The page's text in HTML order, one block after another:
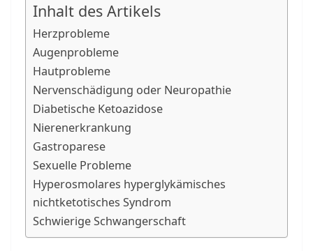
Inhalt des Artikels
Herzprobleme
Augenprobleme
Hautprobleme
Nervenschädigung oder Neuropathie
Diabetische Ketoazidose
Nierenerkrankung
Gastroparese
Sexuelle Probleme
Hyperosmolares hyperglykämisches
nichtketotisches Syndrom
Schwierige Schwangerschaft